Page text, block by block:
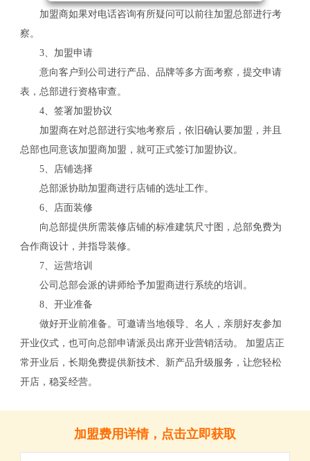
加盟商如果对电话咨询有所疑问可以前往加盟总部进行考
察。
3、加盟申请
意向客户到公司进行产品、品牌等多方面考察，提交申请
表，总部进行资格审查。
4、签署加盟协议
加盟商在对总部进行实地考察后，依旧确认要加盟，并且
总部也同意该加盟商加盟，就可正式签订加盟协议。
5、店铺选择
总部派协助加盟商进行店铺的选址工作。
6、店面装修
向总部提供所需装修店铺的标准建筑尺寸图，总部免费为
合作商设计，并指导装修。
7、运营培训
公司总部会派的讲师给予加盟商进行系统的培训。
8、开业准备
做好开业前准备。可邀请当地领导、名人，亲朋好友参加
开业仪式，也可向总部申请派员出席开业营销活动。 加盟店正
常开业后，长期免费提供新技术、新产品升级服务，让您轻松
开店，稳妥经营。
加盟费用详情，点击立即获取